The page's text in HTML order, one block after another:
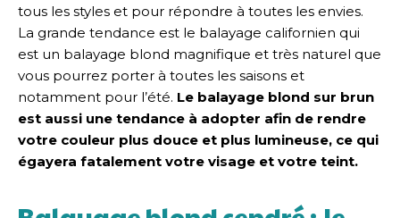
tous les styles et pour répondre à toutes les envies.
La grande tendance est le balayage californien qui
est un balayage blond magnifique et très naturel que
vous pourrez porter à toutes les saisons et
notamment pour l’été. Le balayage blond sur brun
est aussi une tendance à adopter afin de rendre
votre couleur plus douce et plus lumineuse, ce qui
égayera fatalement votre visage et votre teint.